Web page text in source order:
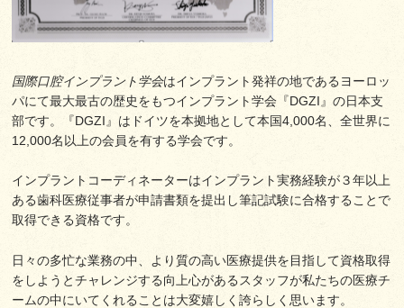
国際口腔インプラント学会はインプラント発祥の地であるヨーロッ
パにて最大最古の歴史をもつインプラント学会『DGZI』の日本支
部です。『DGZI』はドイツを本拠地として本国4,000名、全世界に
12,000名以上の会員を有する学会です。
インプラントコーディネーターはインプラント実務経験が３年以上
ある歯科医療従事者が申請書類を提出し筆記試験に合格することで
取得できる資格です。
日々の多忙な業務の中、より質の高い医療提供を目指して資格取得
をしようとチャレンジする向上心があるスタッフが私たちの医療チ
ームの中にいてくれることは大変嬉しく誇らしく思います。